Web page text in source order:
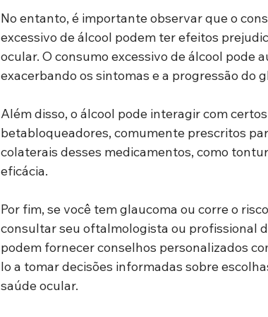
No entanto, é importante observar que o
excessivo de álcool podem ter efeitos
ocular. O consumo excessivo de álcool pode
exacerbando os sintomas e a progressão do
Além disso, o álcool pode interagir com
betabloqueadores, comumente prescritos
colaterais desses medicamentos, como
eficácia.
Por fim, se você tem glaucoma ou corre o
consultar seu oftalmologista ou profissional
podem fornecer conselhos personalizados
lo a tomar decisões informadas sobre
saúde ocular.